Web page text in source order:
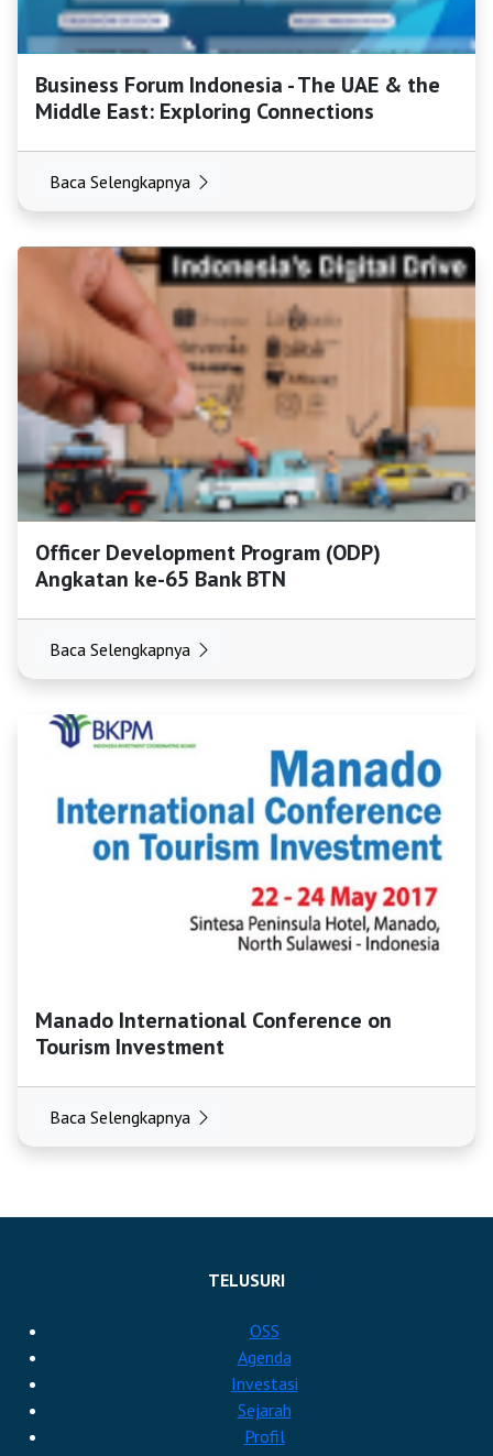
Business Forum Indonesia - The UAE & the
Middle East: Exploring Connections
Baca Selengkapnya
Officer Development Program (ODP)
Angkatan ke-65 Bank BTN
Baca Selengkapnya
Manado International Conference on
Tourism Investment
Baca Selengkapnya
TELUSURI
OSS
Agenda
Investasi
Sejarah
Profil